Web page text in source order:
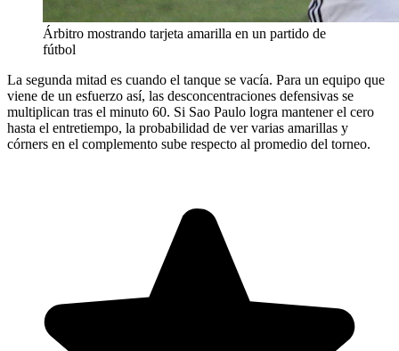
Árbitro mostrando tarjeta amarilla en un partido de
fútbol
La segunda mitad es cuando el tanque se vacía. Para un equipo que
viene de un esfuerzo así, las desconcentraciones defensivas se
multiplican tras el minuto 60. Si Sao Paulo logra mantener el cero
hasta el entretiempo, la probabilidad de ver varias amarillas y
córners en el complemento sube respecto al promedio del torneo.